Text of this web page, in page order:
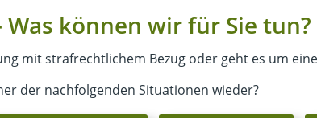
Was können wir für Sie tun?
mit strafrechtlichem Bezug oder geht es um
der nachfolgenden Situationen wieder?